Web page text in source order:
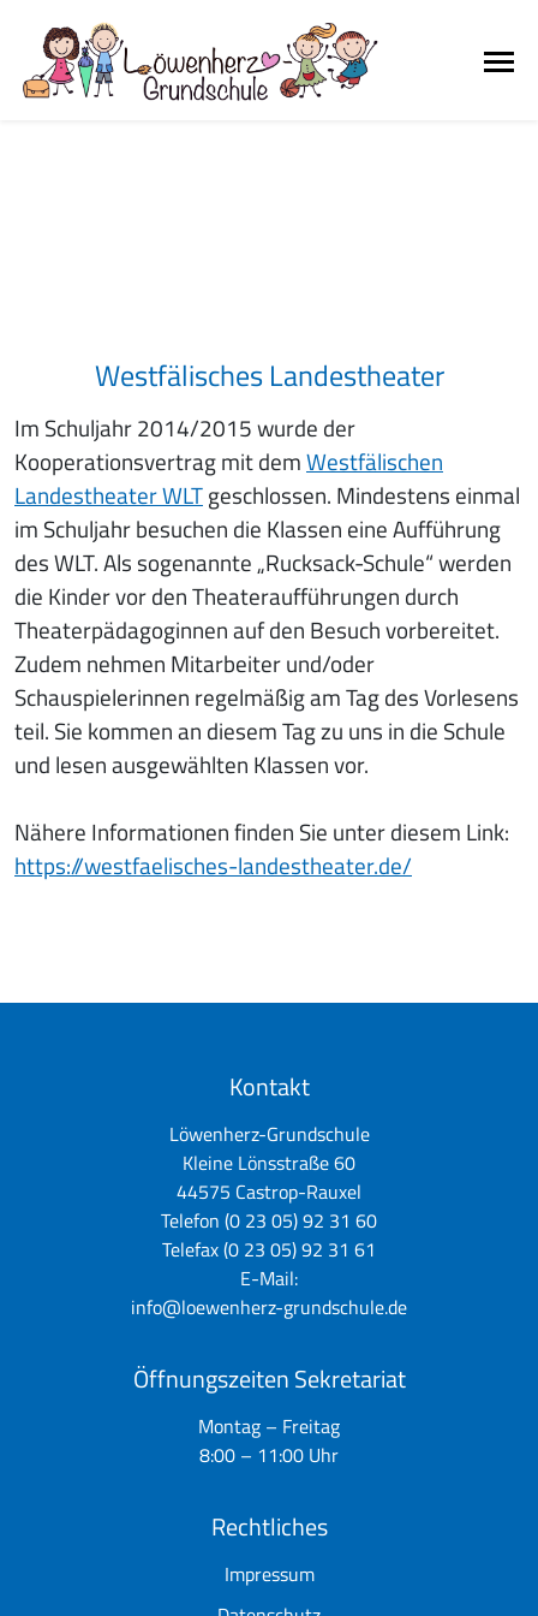
Westfälisches Landestheater
Im Schuljahr 2014/2015 wurde der
Kooperationsvertrag mit demWestfälischen
Landestheater WLTgeschlossen. Mindestens einmal
im Schuljahr besuchen die Klassen eine Aufführung
des WLT. Als sogenannte „Rucksack-Schule“ werden
die Kinder vor den Theateraufführungen durch
Theaterpädagoginnen auf den Besuch vorbereitet.
Zudem nehmen Mitarbeiter und/oder
Schauspielerinnen regelmäßig am Tag des Vorlesens
teil. Sie kommen an diesem Tag zu uns in die Schule
und lesen ausgewählten Klassen vor.
Nähere Informationen finden Sie unter diesem Link:
https://westfaelisches-landestheater.de/
Kontakt
Löwenherz-Grundschule
Kleine Lönsstraße 60
44575 Castrop-Rauxel
Telefon (0 23 05) 92 31 60
Telefax (0 23 05) 92 31 61
E-Mail:
info@loewenherz-grundschule.de
Öffnungszeiten Sekretariat
Montag – Freitag
8:00 – 11:00 Uhr
Rechtliches
Impressum